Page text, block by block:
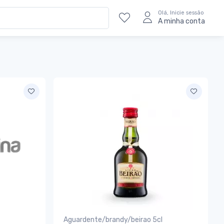
Olá, Inicie sessão
A minha conta
Aguardente/brandy/beirao 5cl